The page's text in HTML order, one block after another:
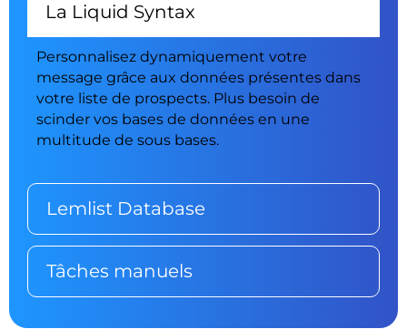
La Liquid Syntax
Personnalisez dynamiquement votre
message grâce aux données présentes dans
votre liste de prospects. Plus besoin de
scinder vos bases de données en une
multitude de sous bases.
Lemlist Database
Tâches manuels